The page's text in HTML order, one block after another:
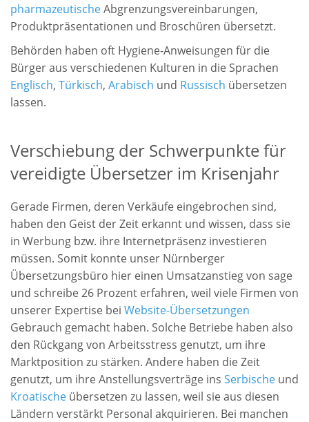
pharmazeutischeAbgrenzungsvereinbarungen,
Produktpräsentationen und Broschüren übersetzt.
Behörden haben oft Hygiene-Anweisungen für die
Bürger aus verschiedenen Kulturen in die Sprachen
Englisch, Türkisch, Arabisch und Russisch übersetzen
lassen.
Verschiebung der Schwerpunkte für
vereidigte Übersetzer im Krisenjahr
Gerade Firmen, deren Verkäufe eingebrochen sind,
haben den Geist der Zeit erkannt und wissen, dass sie
in Werbung bzw. ihre Internetpräsenz investieren
müssen. Somit konnte unser Nürnberger
Übersetzungsbüro hier einen Umsatzanstieg von sage
und schreibe 26 Prozent erfahren, weil viele Firmen von
unserer Expertise bei Website-Übersetzungen
Gebrauch gemacht haben. Solche Betriebe haben also
den Rückgang von Arbeitsstress genutzt, um ihre
Marktposition zu stärken. Andere haben die Zeit
genutzt, um ihre Anstellungsverträge ins Serbische und
Kroatische übersetzen zu lassen, weil sie aus diesen
Ländern verstärkt Personal akquirieren. Bei manchen